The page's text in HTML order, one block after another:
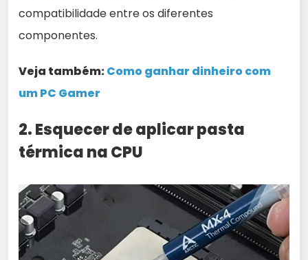
compatibilidade entre os diferentes
componentes.
Veja também:Como ganhar dinheiro com
um PC Gamer
2. Esquecer de aplicar pasta
térmica na CPU